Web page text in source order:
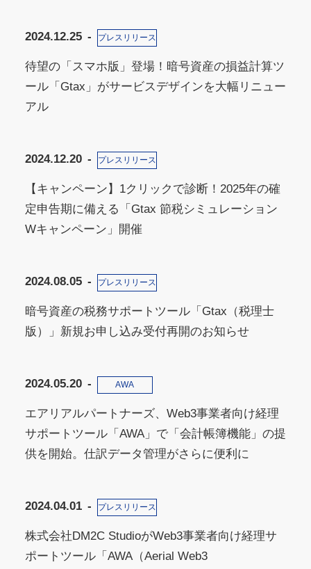
2024.12.25 プレスリリース
待望の「スマホ版」登場！暗号資産の損益計算ツ
ール「Gtax」がサービスデザインを大幅リニュー
アル
2024.12.20 プレスリリース
【キャンペーン】1クリックで診断！2025年の確
定申告期に備える「Gtax 節税シミュレーション
Wキャンペーン」開催
2024.08.05 プレスリリース
暗号資産の税務サポートツール「Gtax（税理士
版）」新規お申し込み受付再開のお知らせ
2024.05.20 AWA
エアリアルパートナーズ、Web3事業者向け経理
サポートツール「AWA」で「会計帳簿機能」の提
供を開始。仕訳データ管理がさらに便利に
2024.04.01 プレスリリース
株式会社DM2C StudioがWeb3事業者向け経理サ
ポートツール「AWA（Aerial Web3